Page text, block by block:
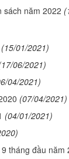
sách năm 2022
(15/01/2021)
06/2021)
04/2021)
(07/04/2021)
(04/01/2021)
tháng đầu năm